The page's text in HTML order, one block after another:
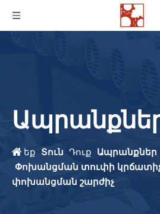
եք Տուն Դուք Ապրանքներ
Փոխանցման տուփի
փոխանցման շարժիչ